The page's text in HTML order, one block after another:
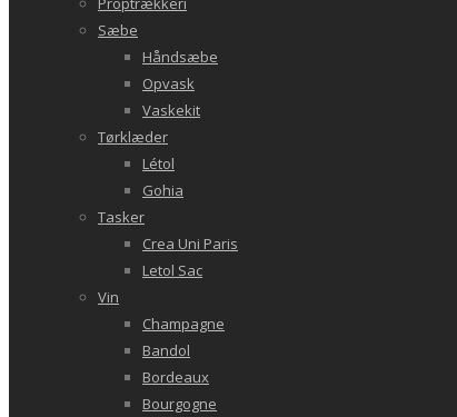
Sæbe
Håndsæbe
Opvask
Vaskekit
Tørklæder
Létol
Gohia
Tasker
Crea Uni Paris
Letol Sac
Vin
Champagne
Bandol
Bordeaux
Bourgogne